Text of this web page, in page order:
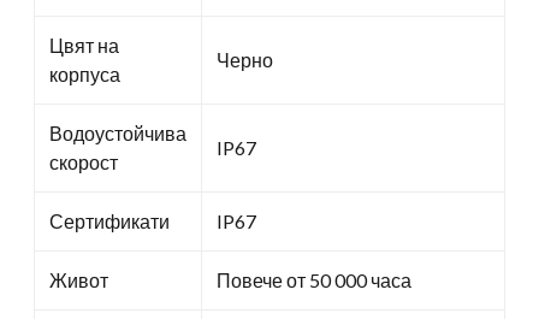
Цвят на
корпуса
Черно
Водоустойчива
скорост
IP67
Сертификати IP67
Живот Повече от 50 000 часа